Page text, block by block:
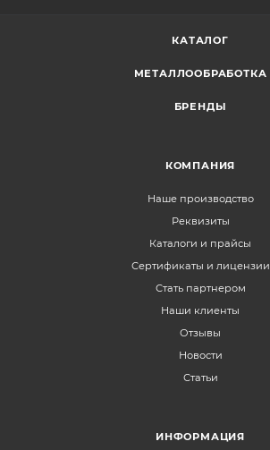
КАТАЛОГ
МЕТАЛЛООБРАБОТКА
БРЕНДЫ
КОМПАНИЯ
Наше производство
Реквизиты
Каталоги и прайсы
Сертификаты и лицензии
Стать партнером
Наши клиенты
Отзывы
Новости
Статьи
ИНФОРМАЦИЯ